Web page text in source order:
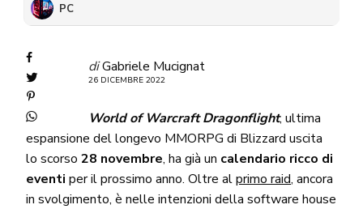
PC
diGabriele Mucignat
26 DICEMBRE 2022
World of Warcraft Dragonflight, ultima
espansione del longevo MMORPG di Blizzard uscita
lo scorso 28 novembre, ha già un calendario ricco di
eventi per il prossimo anno. Oltre alprimo raid, ancora
in svolgimento, è nelle intenzioni della software house